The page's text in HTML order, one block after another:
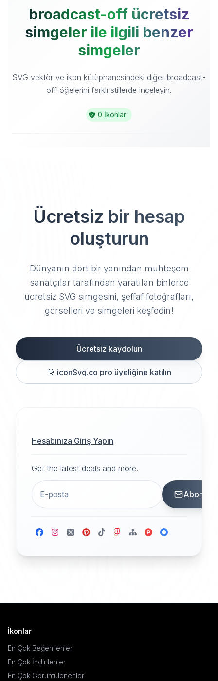
broadcast-off ücretsiz
simgeler ile ilgili benzer
simgeler
SVG vektör ve ikon kütüphanesindeki diğer broadcast-
off öğelerini farklı stillerde inceleyin.
0 İkonlar
Ücretsiz bir hesap
oluşturun
Dünyanın dört bir yanından muhteşem
sanatçılar tarafından yaratılan binlerce
ücretsiz SVG simgesini, şeffaf fotoğrafları,
görselleri ve simgeleri keşfedin!
Ücretsiz kaydolun
🎊 iconSvg.co pro üyeliğine katılın
Hesabınıza Giriş Yapın
Get the latest deals and more.
Abone
İkonlar
En Çok Beğenilenler
En Çok İndirilenler
En Çok Görüntülenenler